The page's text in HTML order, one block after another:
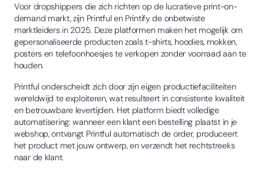
Voor dropshippers die zich richten op de lucratieve print-on-
demand markt, zijn Printful en Printify de onbetwiste
marktleiders in 2025. Deze platformen maken het mogelijk om
gepersonaliseerde producten zoals t-shirts, hoodies, mokken,
posters en telefoonhoesjes te verkopen zonder voorraad aan te
houden.
Printful onderscheidt zich door zijn eigen productiefaciliteiten
wereldwijd te exploiteren, wat resulteert in consistente kwaliteit
en betrouwbare levertijden. Het platform biedt volledige
automatisering: wanneer een klant een bestelling plaatst in je
webshop, ontvangt Printful automatisch de order, produceert
het product met jouw ontwerp, en verzendt het rechtstreeks
naar de klant.